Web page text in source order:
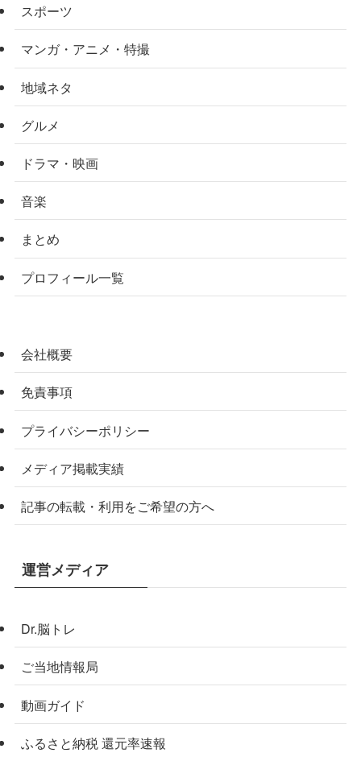
スポーツ
マンガ・アニメ・特撮
地域ネタ
グルメ
ドラマ・映画
音楽
まとめ
プロフィール一覧
会社概要
免責事項
プライバシーポリシー
メディア掲載実績
記事の転載・利用をご希望の方へ
運営メディア
Dr.脳トレ
ご当地情報局
動画ガイド
ふるさと納税 還元率速報